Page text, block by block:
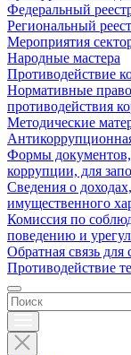
Федеральный
Региональный
Мероприятия
Народные мастера
Противодействие
Нормативные
противодействия
Методические
Формы документов,
коррупции, для
Сведения о
имущественного
Комиссия по
поведению и
Обратная связь
Противодействие